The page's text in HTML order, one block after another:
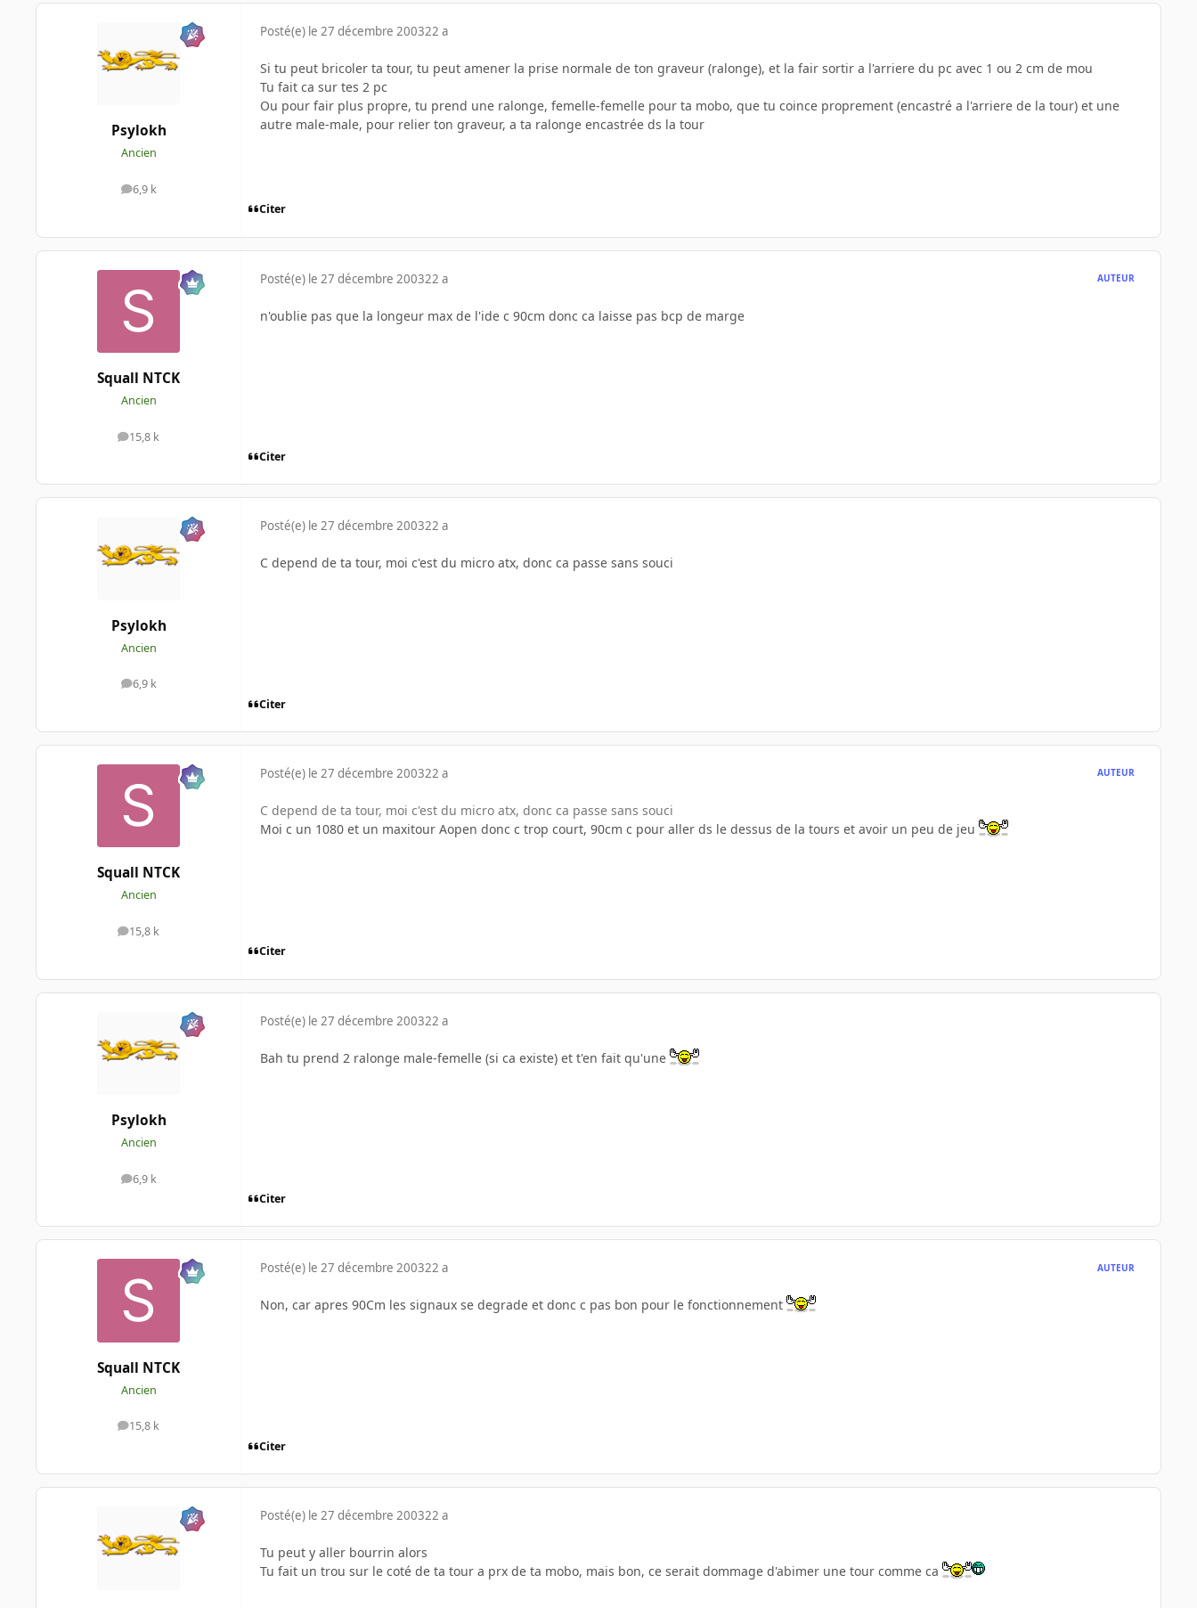
Psylokh
Ancien
6,9 k
messages
Posté(e) le 27 décembre 200322 a
Si tu peut bricoler ta tour, tu peut amener la prise normale de ton graveur (ralonge), et la fair sortir a l'arriere du pc avec 1 ou 2 cm de mou
Tu fait ca sur tes 2 pc
Ou pour fair plus propre, tu prend une ralonge, femelle-femelle pour ta mobo, que tu coince proprement (encastré a l'arriere de la tour) et une
autre male-male, pour relier ton graveur, a ta ralonge encastrée ds la tour
Citer
Squall NTCK
Ancien
15,8 k
messages
Posté(e) le 27 décembre 200322 a AUTEUR
n'oublie pas que la longeur max de l'ide c 90cm donc ca laisse pas bcp de marge
Citer
Psylokh
Ancien
6,9 k
messages
Posté(e) le 27 décembre 200322 a
C depend de ta tour, moi c'est du micro atx, donc ca passe sans souci
Citer
Squall NTCK
Ancien
15,8 k
messages
Posté(e) le 27 décembre 200322 a AUTEUR
C depend de ta tour, moi c'est du micro atx, donc ca passe sans souci
Moi c un 1080 et un maxitour Aopen donc c trop court, 90cm c pour aller ds le dessus de la tours et avoir un peu de jeu
Citer
Psylokh
Ancien
6,9 k
messages
Posté(e) le 27 décembre 200322 a
Bah tu prend 2 ralonge male-femelle (si ca existe) et t'en fait qu'une
Citer
Squall NTCK
Ancien
15,8 k
messages
Posté(e) le 27 décembre 200322 a AUTEUR
Non, car apres 90Cm les signaux se degrade et donc c pas bon pour le fonctionnement
Citer
Posté(e) le 27 décembre 200322 a
Tu peut y aller bourrin alors
Tu fait un trou sur le coté de ta tour a prx de ta mobo, mais bon, ce serait dommage d'abimer une tour comme ca